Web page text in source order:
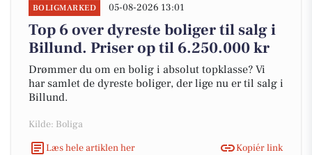
BOLIGMARKED 05-08-2026 13:01
Top 6 over dyreste boliger til salg i
Billund. Priser op til 6.250.000 kr
Drømmer du om en bolig i absolut topklasse? Vi
har samlet de dyreste boliger, der lige nu er til salg i
Billund.
Kilde: Boliga
Læs hele artiklen her
Kopiér link